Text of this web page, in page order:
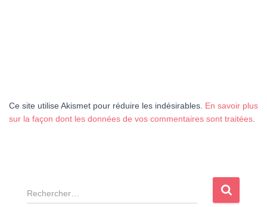
Ce site utilise Akismet pour réduire les indésirables. En savoir plus
sur la façon dont les données de vos commentaires sont traitées
R
e